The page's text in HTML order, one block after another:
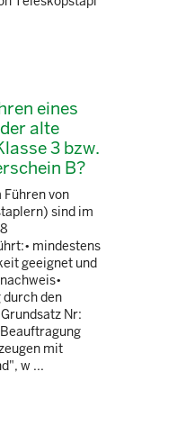
eines
alte
3 bzw.
B?
Führen von
sind im
mindestens
geeignet und
den
Nr:
mit
w ...